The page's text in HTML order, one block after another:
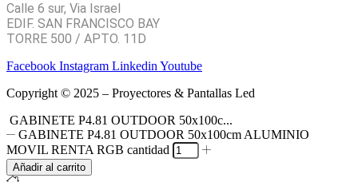
Calle 6 sur, Via Israel
EDIF. SAN FRANCISCO BAY
TORRE 500 / APTO. 11D
Facebook Instagram Linkedin Youtube
Copyright © 2025 – Proyectores & Pantallas Led
GABINETE P4.81 OUTDOOR 50x100c...
GABINETE P4.81 OUTDOOR 50x100cm ALUMINIO
MOVIL RENTA RGB cantidad
Añadir al carrito